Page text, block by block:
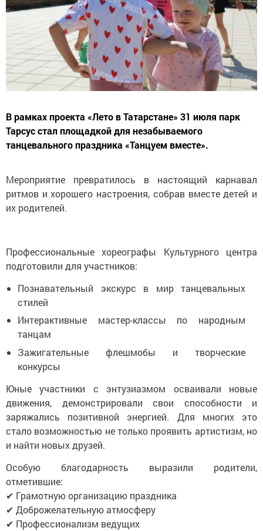
В рамках проекта «Лето в Татарстане» 31 июля парк
Тарсус стал площадкой для незабываемого
танцевального праздника «Танцуем вместе».
Мероприятие превратилось в настоящий карнавал
ритмов и хорошего настроения, собрав вместе детей и
их родителей.
Профессиональные хореографы Культурного центра
подготовили для участников:
Познавательный экскурс в мир танцевальных
стилей
Интерактивные мастер-классы по народным
танцам
Зажигательные флешмобы и творческие
конкурсы
Юные участники с энтузиазмом осваивали новые
движения, демонстрировали свои способности и
заряжались позитивной энергией. Для многих это
стало возможностью не только проявить артистизм, но
и найти новых друзей.
Особую благодарность выразили родители,
отметившие:
✔ Грамотную организацию праздника
✔ Доброжелательную атмосферу
✔ Профессионализм ведущих